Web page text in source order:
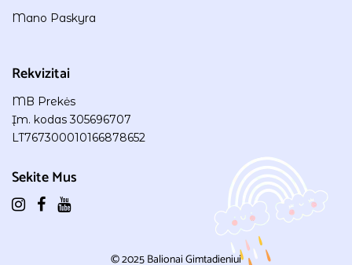
Mano Paskyra
Rekvizitai
MB Prekės
Įm. kodas 305696707
LT767300010166878652
Sekite Mus
© 2025Balionai Gimtadieniui